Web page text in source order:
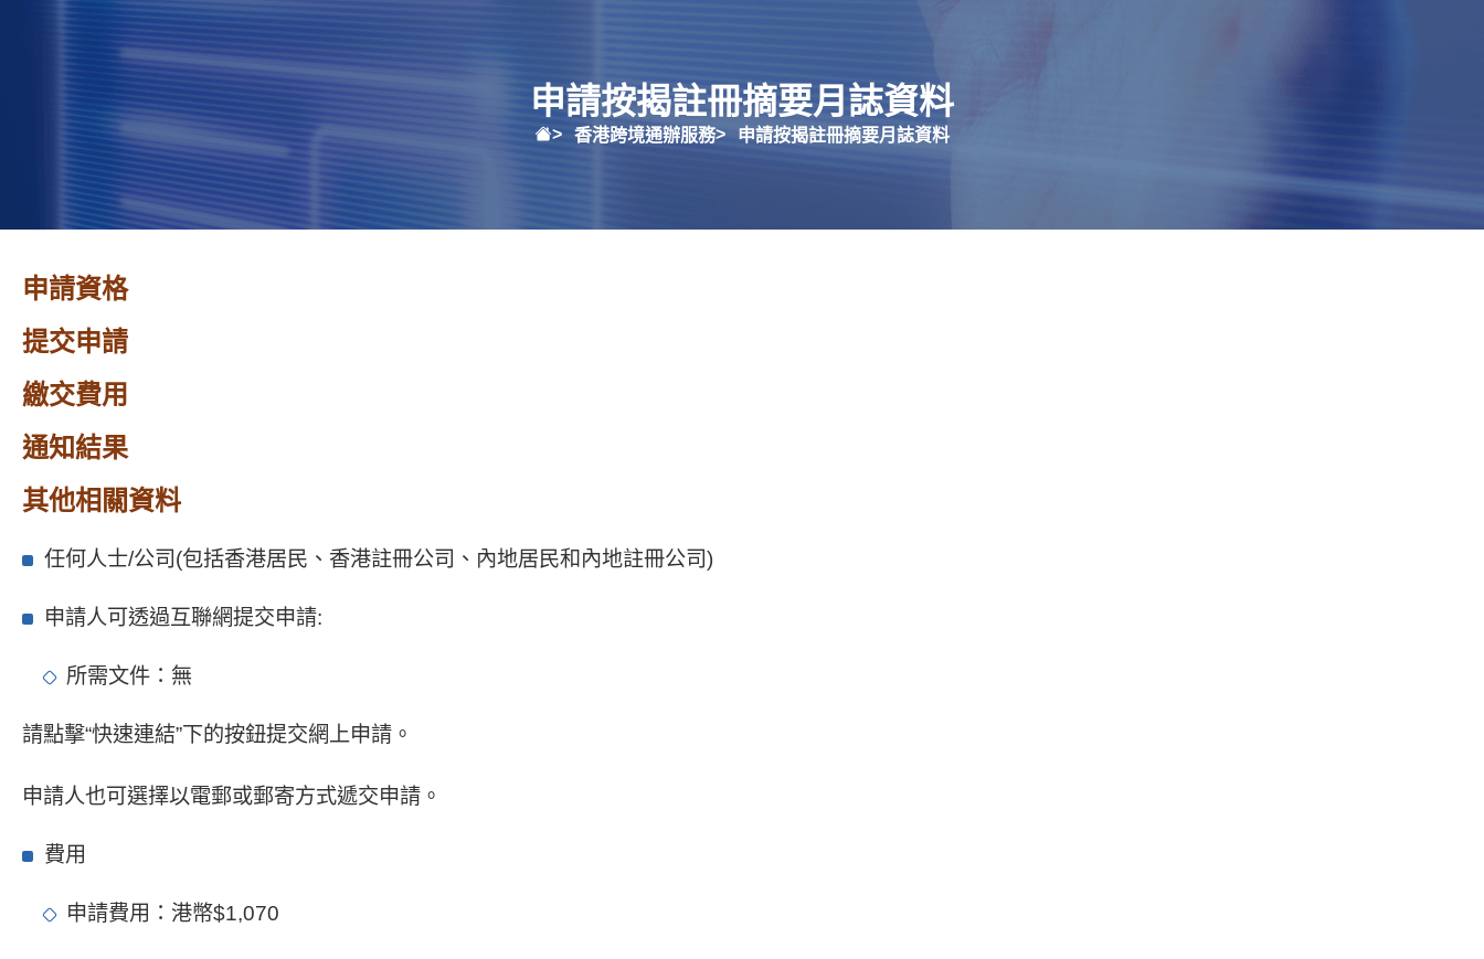
申請按揭註冊摘要月誌資料
香港跨境通辦服務 申請按揭註冊摘要月誌資料
申請資格
提交申請
繳交費用
通知結果
其他相關資料
任何人士/公司(包括香港居民、香港註冊公司、內地居民和內地註冊公司)
申請人可透過互聯網提交申請:
所需文件：無
請點擊“快速連結”下的按鈕提交網上申請。
申請人也可選擇以電郵或郵寄方式遞交申請。
費用
申請費用：港幣$1,070